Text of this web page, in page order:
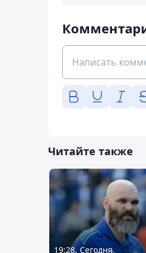
Читайте также
19:28, Сегодня